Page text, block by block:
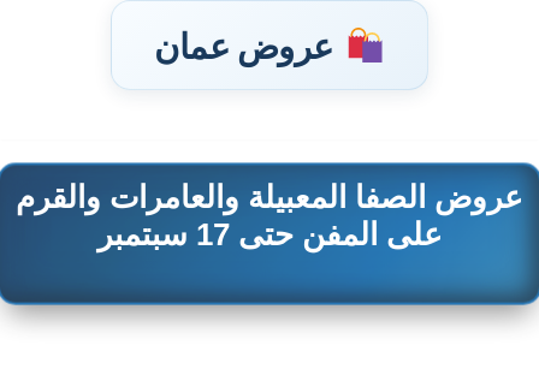
عروض عمان
تخطى
عروض الصفا المعبيلة والعامرات والقرم
على المفن حتى 17 سبتمبر